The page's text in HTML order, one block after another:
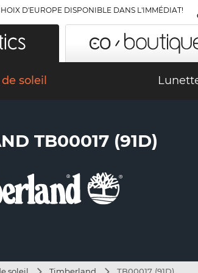
D'EUROPE DISPONIBLE DANS L'IMMÉDIAT!
soleil
TB00017 (91D)